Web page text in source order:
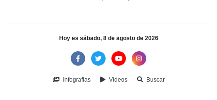
Hoy es sábado, 8 de agosto de 2026
Infografías Vídeos Buscar